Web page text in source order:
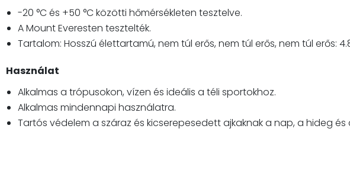
-20 °C és +50 °C közötti hőmérsékleten tesztelve.
A Mount Everesten tesztelték.
Tartalom: Hosszú élettartamú, nem túl erős, nem túl erős, nem túl erős:
Használat
Alkalmas a trópusokon, vízen és ideális a téli sportokhoz.
Alkalmas mindennapi használatra.
Tartós védelem a száraz és kicserepesedett ajkaknak a nap, a hideg és